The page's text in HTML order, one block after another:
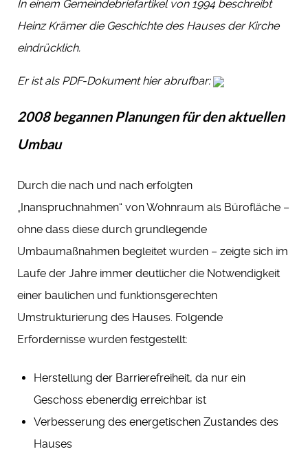
In einem Gemeindebriefartikel von 1994 beschreibt
Heinz Krämer die Geschichte des Hauses der Kirche
eindrücklich.
Er ist als PDF-Dokument hier abrufbar:
2008 begannen Planungen für den aktuellen
Umbau
Durch die nach und nach erfolgten
„Inanspruchnahmen“ von Wohnraum als Bürofläche –
ohne dass diese durch grundlegende
Umbaumaßnahmen begleitet wurden – zeigte sich im
Laufe der Jahre immer deutlicher die Notwendigkeit
einer baulichen und funktionsgerechten
Umstrukturierung des Hauses. Folgende
Erfordernisse wurden festgestellt:
Herstellung der Barrierefreiheit, da nur ein
Geschoss ebenerdig erreichbar ist
Verbesserung des energetischen Zustandes des
Hauses